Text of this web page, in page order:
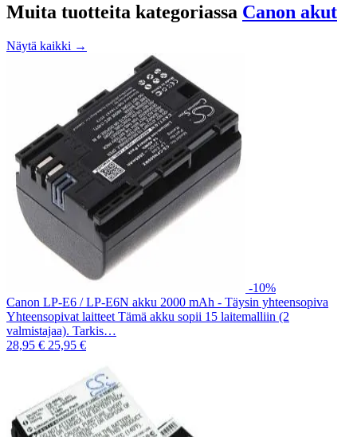
Muita tuotteita kategoriassa Canon akut
Näytä kaikki →
-10%
Canon LP-E6 / LP-E6N akku 2000 mAh - Täysin yhteensopiva
Yhteensopivat laitteet Tämä akku sopii 15 laitemalliin (2
valmistajaa). Tarkis…
28,95 € 25,95 €